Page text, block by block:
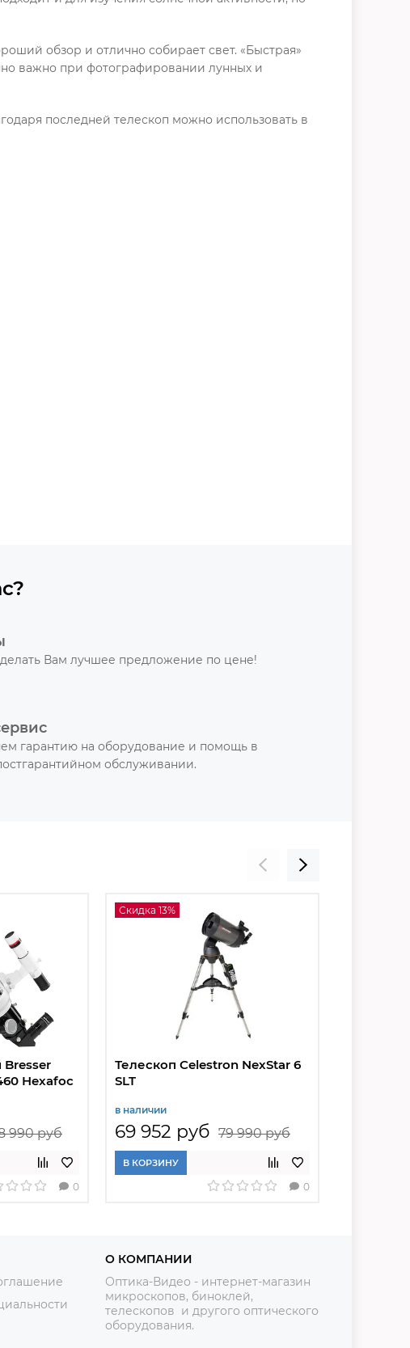
обзор и отлично собирает свет. «Быстрая»
важно при фотографировании лунных и
последней телескоп можно использовать в
Вам лучшее предложение по цене!
гарантию на оборудование и помощь в
обслуживании.
Bresser
Hexafoc
990 руб
0
Скидка 13%
Телескоп Celestron NexStar 6
SLT
в наличии
69 952 руб 79 990 руб
В КОРЗИНУ
0
О КОМПАНИИ
Оптика-Видео - интернет-магазин
микроскопов, биноклей,
телескопов и другого оптического
оборудования.